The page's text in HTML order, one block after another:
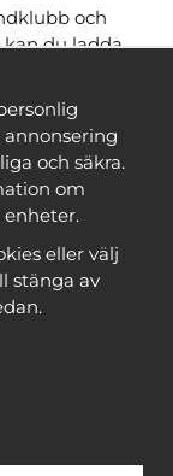
och
kan du ladda
vilka som
AB
annonsering
och säkra.
om
enheter.
eller välj
stänga av